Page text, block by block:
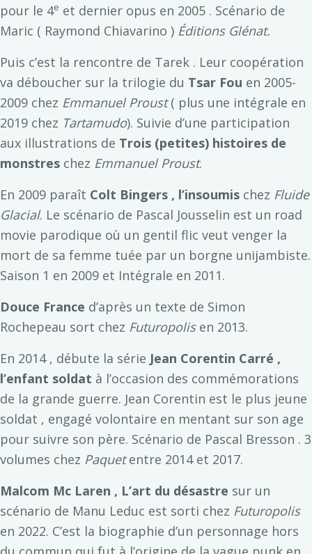
pour le 4e et dernier opus en 2005 . Scénario de
Maric ( Raymond Chiavarino ) Éditions Glénat.
Puis c’est la rencontre de Tarek . Leur coopération
va déboucher sur la trilogie du Tsar Fou en 2005-
2009 chez Emmanuel Proust( plus une intégrale en
2019 chez Tartamudo). Suivie d’une participation
aux illustrations de Trois (petites) histoires de
monstres chez Emmanuel Proust.
En 2009 paraît Colt Bingers , l’insoumis chez Fluide
Glacial. Le scénario de Pascal Jousselin est un road
movie parodique où un gentil flic veut venger la
mort de sa femme tuée par un borgne unijambiste.
Saison 1 en 2009 et Intégrale en 2011.
Douce France d’après un texte de Simon
Rochepeau sort chez Futuropolis en 2013.
En 2014 , débute la série Jean Corentin Carré ,
l’enfant soldat à l’occasion des commémorations
de la grande guerre. Jean Corentin est le plus jeune
soldat , engagé volontaire en mentant sur son age
pour suivre son père. Scénario de Pascal Bresson . 3
volumes chez Paquetentre 2014 et 2017.
Malcom Mc Laren , L’art du désastre sur un
scénario de Manu Leduc est sorti chez Futuropolis
en 2022. C’est la biographie d’un personnage hors